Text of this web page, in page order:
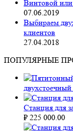
Винтовой
07.06.2019
Выбираем
клиентов
27.04.2018
ПОПУЛЯРНЫЕ
Станция для
₽ 225 000.00